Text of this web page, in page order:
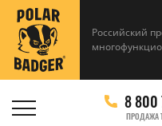
Российский
8 800
ПРОДАЖА